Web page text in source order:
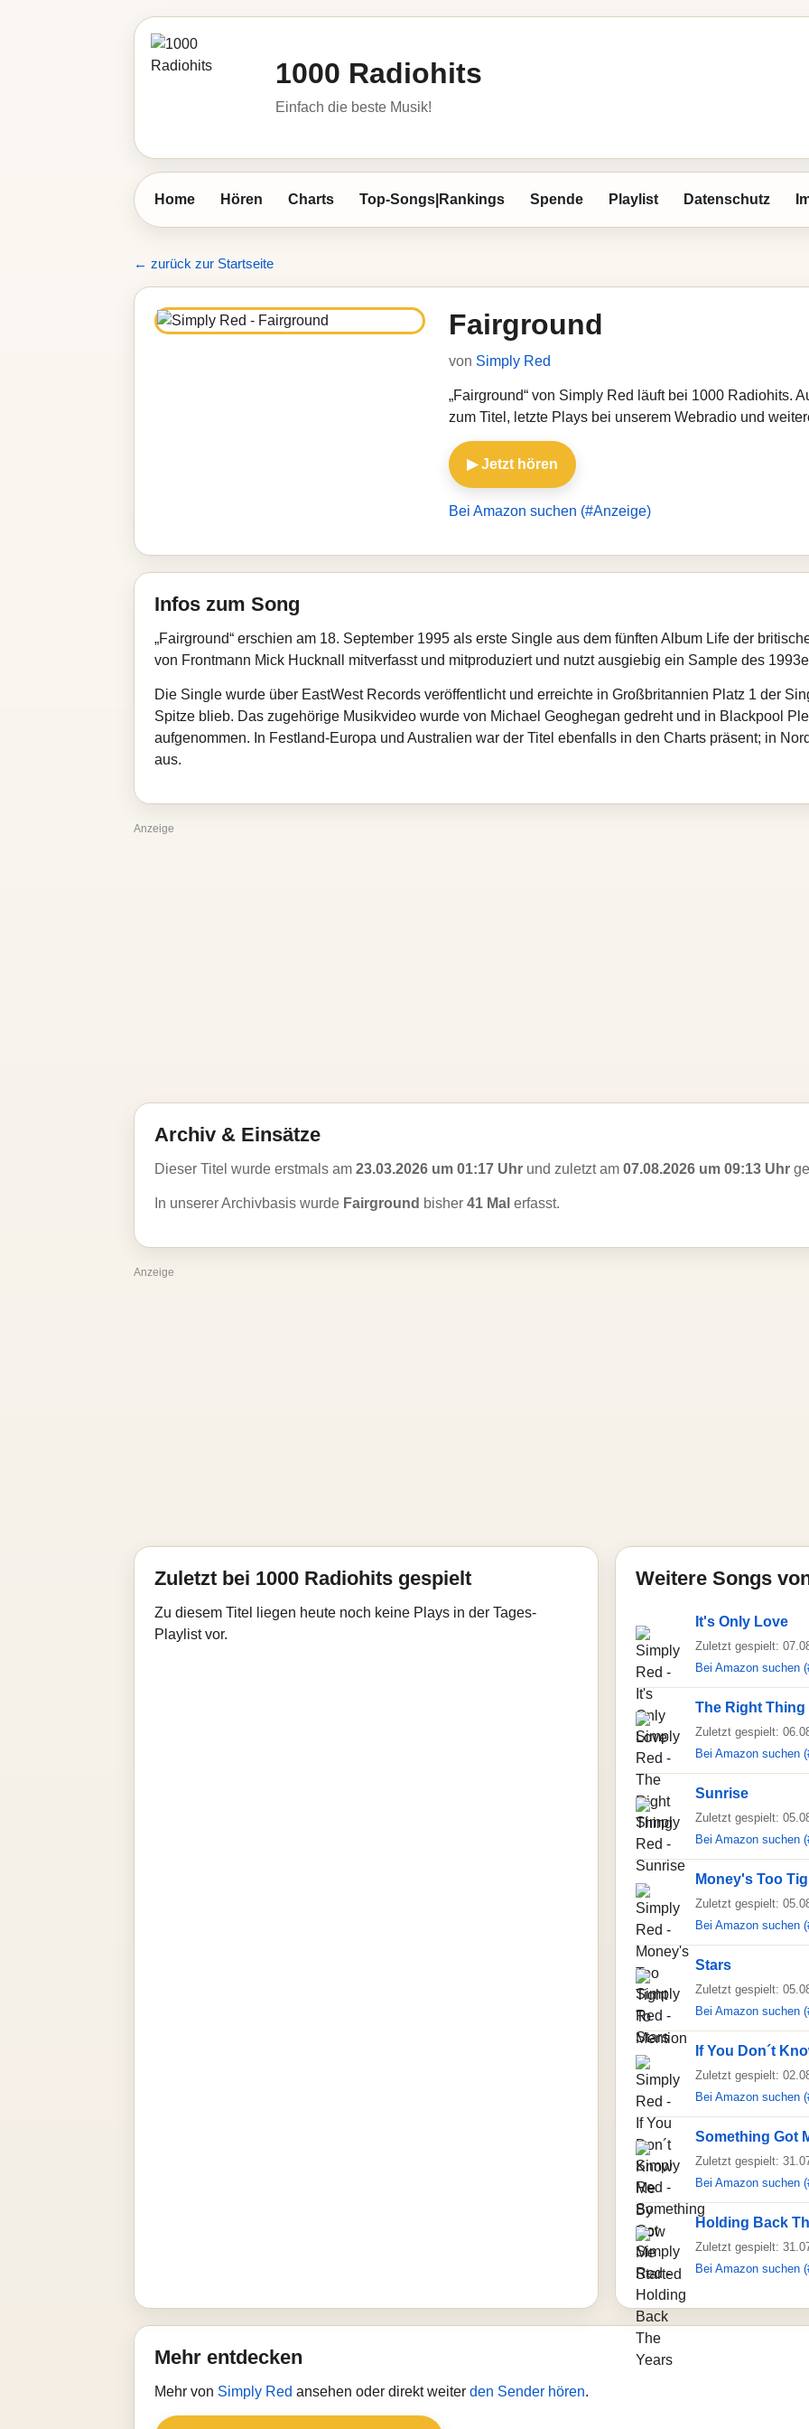
1000 Radiohits
Einfach die beste Musik!
Home Hören Charts Top-Songs|Rankings Spende Playlist Datenschutz
← zurück zur Startseite
Fairground
von Simply Red
„Fairground“ von Simply Red läuft bei 1000 Radiohits.
zum Titel, letzte Plays bei unserem Webradio und
▶ Jetzt hören
Bei Amazon suchen (#Anzeige)
Infos zum Song
„Fairground“ erschien am 18. September 1995 als erste Single aus dem fünften Album Life der
von Frontmann Mick Hucknall mitverfasst und mitproduziert und nutzt ausgiebig ein Sample des
Die Single wurde über EastWest Records veröffentlicht und erreichte in Großbritannien Platz 1 der
Spitze blieb. Das zugehörige Musikvideo wurde von Michael Geoghegan gedreht und in Blackpool
aufgenommen. In Festland-Europa und Australien war der Titel ebenfalls in den Charts präsent; in
aus.
Anzeige
Archiv & Einsätze
Dieser Titel wurde erstmals am 23.03.2026 um 01:17 Uhr und zuletzt am 07.08.2026 um 09:13 Uhr
In unserer Archivbasis wurde Fairground bisher 41 Mal erfasst.
Anzeige
Zuletzt bei 1000 Radiohits gespielt
Zu diesem Titel liegen heute noch keine Plays in der Tages-
Playlist vor.
Weitere Songs
It's Only Love
Zuletzt gespielt:
Bei Amazon suchen
The Right Thing
Zuletzt gespielt:
Bei Amazon suchen
Sunrise
Zuletzt gespielt:
Bei Amazon suchen
Money's Too
Zuletzt gespielt:
Bei Amazon suchen
Stars
Zuletzt gespielt:
Bei Amazon suchen
If You Don´t
Zuletzt gespielt:
Bei Amazon suchen
Something Got
Zuletzt gespielt:
Bei Amazon suchen
Holding Back
Zuletzt gespielt:
Bei Amazon suchen
Mehr entdecken
Mehr von Simply Red ansehen oder direkt weiter den Sender hören.